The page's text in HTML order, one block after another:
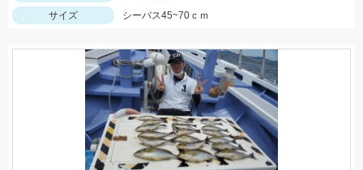
サイズ
シーバス45~70ｃｍ